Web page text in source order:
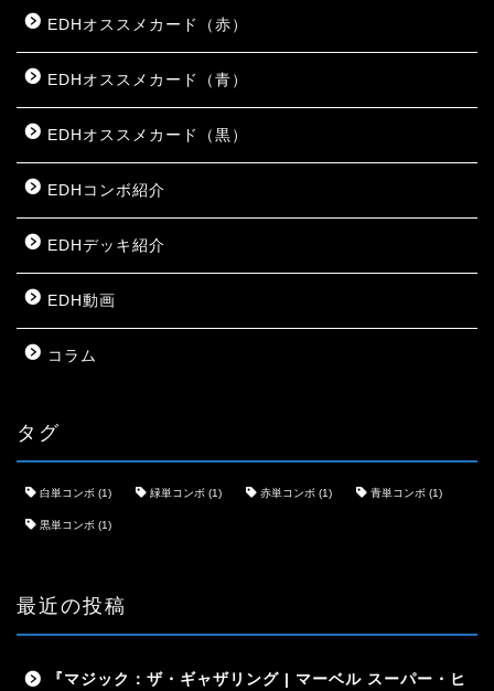
EDHオススメカード（赤）
EDHオススメカード（青）
EDHオススメカード（黒）
EDHコンボ紹介
EDHデッキ紹介
EDH動画
コラム
タグ
白単コンボ (1) 緑単コンボ (1) 赤単コンボ (1) 青単コンボ (1)
黒単コンボ (1)
最近の投稿
『マジック：ザ・ギャザリング | マーベル スーパー・ヒ